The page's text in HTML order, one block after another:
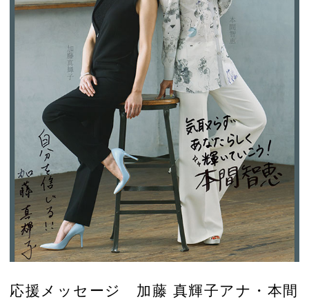
応援メッセージ 加藤 真輝子アナ・本間